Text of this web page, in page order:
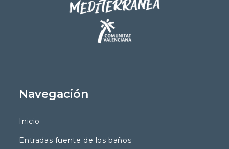
Navegación
Inicio
Entradas fuente de los baños